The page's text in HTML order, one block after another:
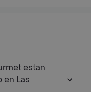
estan
en Las